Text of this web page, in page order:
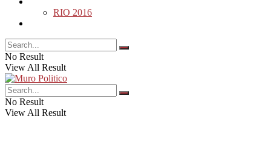
RIO 2016
No Result
View All Result
No Result
View All Result